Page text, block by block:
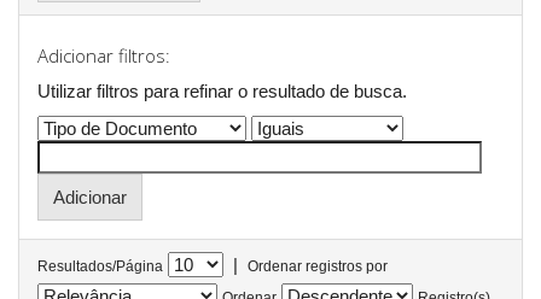
Adicionar filtros:
Utilizar filtros para refinar o resultado de busca.
Resultados/Página |
Ordenar registros por